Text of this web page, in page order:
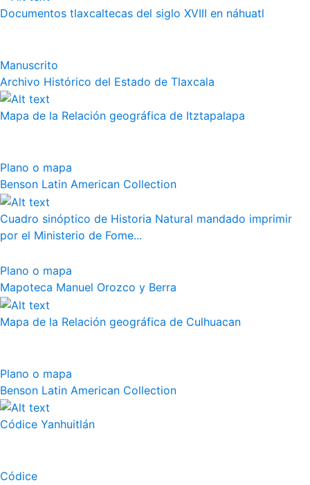
Documentos tlaxcaltecas del siglo XVIII en náhuatl
Manuscrito
Archivo Histórico del Estado de Tlaxcala
Mapa de la Relación geográfica de Itztapalapa
Plano o mapa
Benson Latin American Collection
Cuadro sinóptico de Historia Natural mandado imprimir
por el Ministerio de Fome...
Plano o mapa
Mapoteca Manuel Orozco y Berra
Mapa de la Relación geográfica de Culhuacan
Plano o mapa
Benson Latin American Collection
Códice Yanhuitlán
Códice